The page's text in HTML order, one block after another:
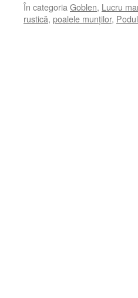
În categoria Goblen, Lucru
rustică, poalele munților,